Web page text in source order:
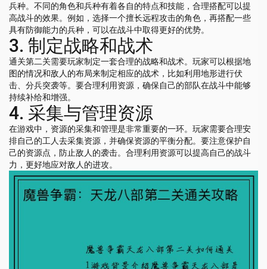
兵种。不同的角色和兵种有着各自的特点和技能，合理搭配可以提
高战斗的效果。例如，选择一个擅长远程攻击的角色，再搭配一些
具有防御能力的兵种，可以在战斗中取得更好的优势。
3. 制定战略和战术
通关第二关需要玩家制定一套合理的战略和战术。玩家可以根据地
图的情况和敌人的布局来制定相应的战术，比如利用地形进行伏
击、分兵突袭等。要合理利用资源，确保自己的部队在战斗中能够
持续补给和增强。
4. 采集与管理资源
在游戏中，资源的采集和管理是非常重要的一环。玩家需要合理安
排自己的工人去采集资源，并确保资源的平衡分配。要注意保护自
己的资源点，防止敌人的袭击。合理利用资源可以提高自己的战斗
力，更好地应对敌人的进攻。